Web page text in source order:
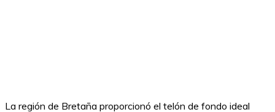
La región de Bretaña proporcionó el telón de fondo ideal